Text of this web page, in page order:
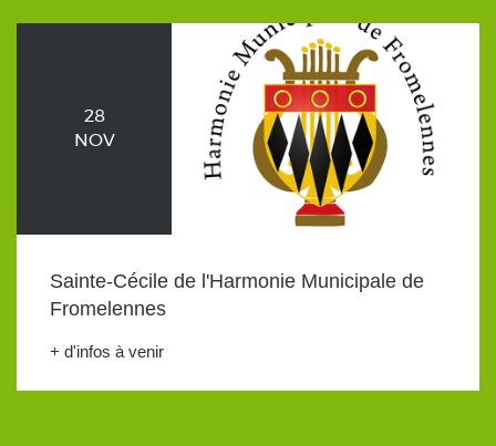
28
NOV
Sainte-Cécile de l'Harmonie Municipale de
Fromelennes
+ d'infos à venir